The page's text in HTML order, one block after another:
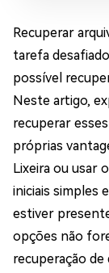
Recuperar
tarefa
possível
Neste artigo,
recuperar
próprias
Lixeira ou usar
iniciais simples
estiver
opções não
recuperação